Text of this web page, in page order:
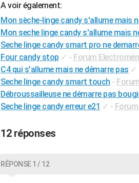
A voir également:
Mon sèche-linge candy s'allume mais
Mon seche linge candy s'allume mais
Seche linge candy smart pro ne
Four candy stop ✓ - Forum
C4 qui s'allume mais ne démarre pas ✓
Seche linge candy smart touch -
Débroussailleuse ne démarre pas
Seche linge candy erreur e21 ✓ -
12 réponses
RÉPONSE 1 / 12